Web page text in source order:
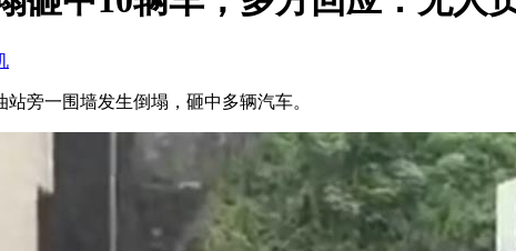
旁一围墙发生倒塌，砸中多辆汽车。